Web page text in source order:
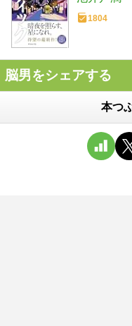
1804
脳男をシェアする
本つ